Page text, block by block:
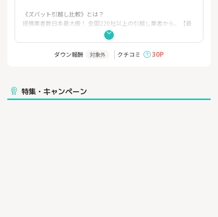
《ズバット引越し比較》とは？
提携業者数日本最大級！ 全国220社以上の引越し業者から、【最
短1分】で、一番安い引越し業者が探せます♪
なんと！最大50％OFF！？
ご紹介件数は2,200万件突破！
ダウン報酬 対象外 クチコミ 30P
特集・キャンペーン